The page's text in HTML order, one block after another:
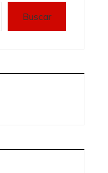
Buscar